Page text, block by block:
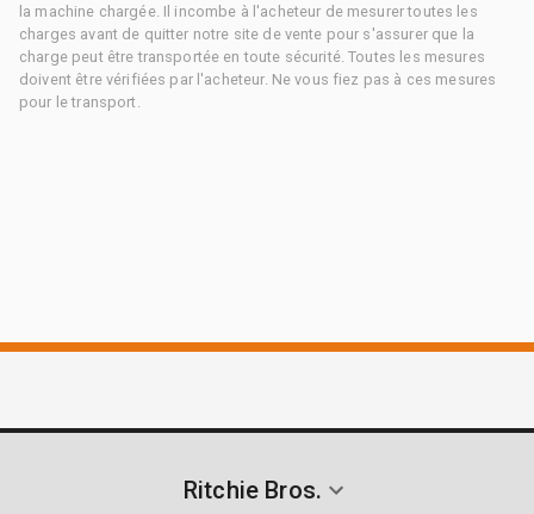
la machine chargée. Il incombe à l'acheteur de mesurer toutes les
charges avant de quitter notre site de vente pour s'assurer que la
charge peut être transportée en toute sécurité. Toutes les mesures
doivent être vérifiées par l'acheteur. Ne vous fiez pas à ces mesures
pour le transport.
Ritchie Bros.